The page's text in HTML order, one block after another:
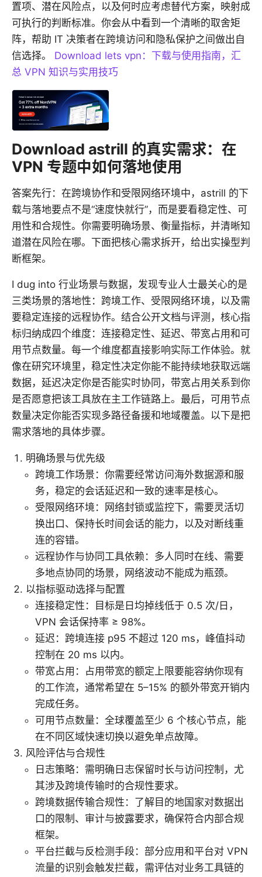
置项、潜在风险点，以及何时应考虑替代方案，映射成
可执行的判断标准。你会从中看到一个清晰的取舍矩
阵，帮助 IT 决策者在跨境访问和隐私保护之间做出自
信选择。 Download lets vpn：下载与使用指南，汇
总 VPN 知识与实用技巧
Download astrill 的真实需求：在
VPN 专题中如何落地使用
答案先行：在跨境协作和受限网络环境中，astrill 的下
载与落地要点不是“速度快就行”，而是要看稳定性、可
用性和合规性。你需要明确场景、衡量指标，并清晰知
道潜在风险在哪。下面把核心需求拆开，给出实操型判
断框架。
I dug into 行业场景与数据，发现专业人士最关心的是
三类场景的落地性：跨境工作、受限网络环境，以及需
要稳定连接的远程协作。结合公开文档与评测，核心指
标归纳成四个维度：连接稳定性、延迟、带宽占用和可
用节点数量。每一个维度都直接影响实际工作体验。就
像在研究环境里，稳定性决定你能不能持续地获取远端
数据，延迟决定你是否能实时协同，带宽占用关系到你
是否愿意把该工具放在主工作链路上。最后，可用节点
数量决定你能否实现多路径备援和地域覆盖。以下是把
需求落地的具体步骤。
明确场景与优先级
跨境工作场景：你需要经常访问海外数据源和服
务，稳定的会话延迟和一致的速率是核心。
受限网络环境：网络封锁或监控下，需要灵活切
换出口、保持长时间会话的能力，以及对断线重
连的容错。
远程协作与协同工具依赖：多人同时在线、需要
多地点协同的场景，网络波动不能成为瓶颈。
以指标驱动选择与配置
连接稳定性：目标是日均掉线低于 0.5 次/日，
VPN 会话保持率 ≥ 98%。
延迟：跨境连接 p95 不超过 120 ms，峰值抖动
控制在 20 ms 以内。
带宽占用：占用带宽的额定上限要能容纳你现有
的工作流，通常希望在 5–15% 的额外带宽开销内
完成任务。
可用节点数量：全球覆盖至少 6 个核心节点，能
在不同区域快速切换以避免单点故障。
风险评估与合规性
日志策略：需明确日志保留时长与访问控制，尤
其涉及跨境传输时的合规性要求。
跨境数据传输合规性：了解目的地国家对数据出
口的限制、审计与披露要求，确保符合内部合规
框架。
平台拦截与反检测手段：部分应用和平台对 VPN
流量的识别会触发拦截，需评估对业务工具链的